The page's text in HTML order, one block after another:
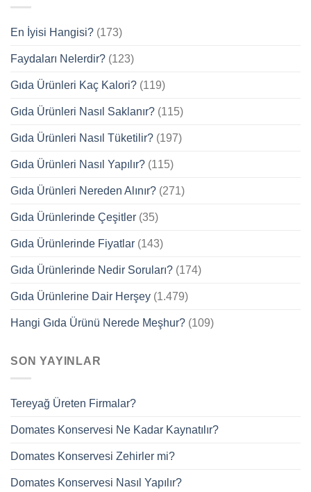
En İyisi Hangisi? (173)
Faydaları Nelerdir? (123)
Gıda Ürünleri Kaç Kalori? (119)
Gıda Ürünleri Nasıl Saklanır? (115)
Gıda Ürünleri Nasıl Tüketilir? (197)
Gıda Ürünleri Nasıl Yapılır? (115)
Gıda Ürünleri Nereden Alınır? (271)
Gıda Ürünlerinde Çeşitler (35)
Gıda Ürünlerinde Fiyatlar (143)
Gıda Ürünlerinde Nedir Soruları? (174)
Gıda Ürünlerine Dair Herşey (1.479)
Hangi Gıda Ürünü Nerede Meşhur? (109)
SON YAYINLAR
Tereyağ Üreten Firmalar?
Domates Konservesi Ne Kadar Kaynatılır?
Domates Konservesi Zehirler mi?
Domates Konservesi Nasıl Yapılır?